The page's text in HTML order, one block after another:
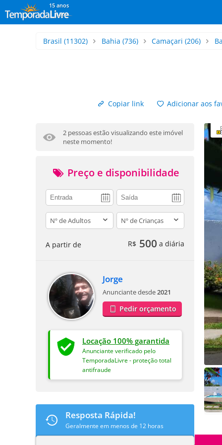
15 anos
Brasil (11302) Bahia (736) Camaçari (206)
Copiar link
Adicionar aos
2 pessoas estão visualizando este imóvel
neste momento!
Preço e disponibilidade
adults children
A partir de R$ 500 a diária
Jorge
Anunciante desde2021
Pedir orçamento
Locação 100% garantida
Anunciante verificado pelo
TemporadaLivre - proteção total
antifraude
Resposta Rápida!
Geralmente em menos de 12 horas